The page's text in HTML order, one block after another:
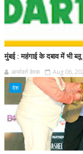
मुंबई : महंगाई के दबाव में भी
आर्यावर्त डेस्क Aug 06,
देश